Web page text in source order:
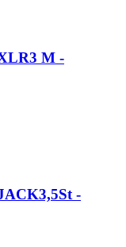
M -
-